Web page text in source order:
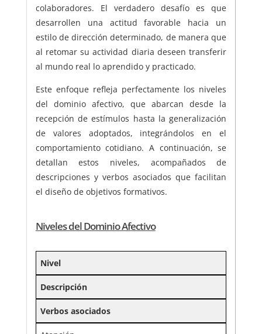
colaboradores. El verdadero desafío es que
desarrollen una actitud favorable hacia un
estilo de dirección determinado, de manera que
al retomar su actividad diaria deseen transferir
al mundo real lo aprendido y practicado.
Este enfoque refleja perfectamente los niveles
del dominio afectivo, que abarcan desde la
recepción de estímulos hasta la generalización
de valores adoptados, integrándolos en el
comportamiento cotidiano. A continuación, se
detallan estos niveles, acompañados de
descripciones y verbos asociados que facilitan
el diseño de objetivos formativos.
Niveles del Dominio Afectivo
Nivel
Descripción
Verbos asociados